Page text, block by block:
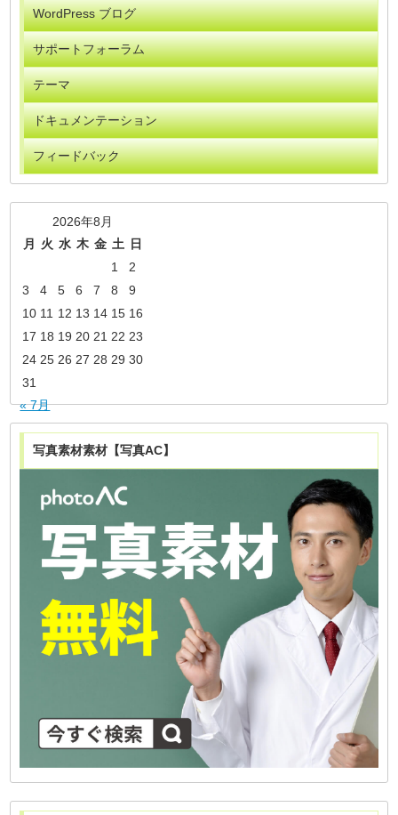
WordPress ブログ
サポートフォーラム
テーマ
ドキュメンテーション
フィードバック
2026年8月
月
火 水 木 金 土
日
1
2
3
4 5 6 7 8
9
10 11 12 13 14 15 16
17 18 19 20 21 22 23
24 25 26 27 28 29 30
31
« 7月
写真素材素材【写真AC】